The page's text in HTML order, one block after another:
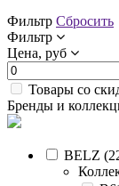
Фильтр Сбросить
Фильтр
Цена, руб
Товары со
Бренды и
BELZ (